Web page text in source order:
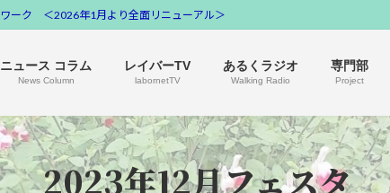
ーク ＜2026年1月より全面リニューアル＞
ニュース コラム
News Column
レイバーTV
labornetTV
あるくラジオ
Walking Radio
専門部
Project
2023年12月フェスタ